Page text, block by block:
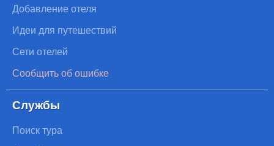
Добавление отеля
Идеи для путешествий
Сети отелей
Сообщить об ошибке
Службы
Поиск тура